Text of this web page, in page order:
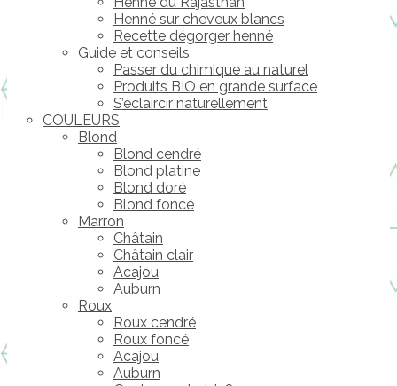
Henné sur cheveux blancs
Recette dégorger henné
Guide et conseils
Passer du chimique au naturel
Produits BIO en grande surface
S’éclaircir naturellement
COULEURS
Blond
Blond cendré
Blond platine
Blond doré
Blond foncé
Marron
Châtain
Châtain clair
Acajou
Auburn
Roux
Roux cendré
Roux foncé
Acajou
Auburn